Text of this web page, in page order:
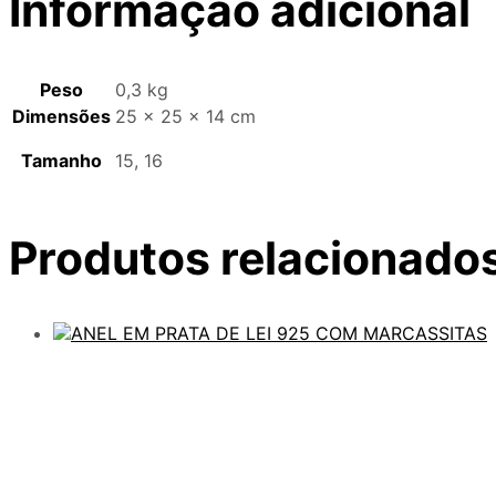
Peso
0,3 kg
Dimensões 25 × 25 × 14 cm
Tamanho
15, 16
Produtos